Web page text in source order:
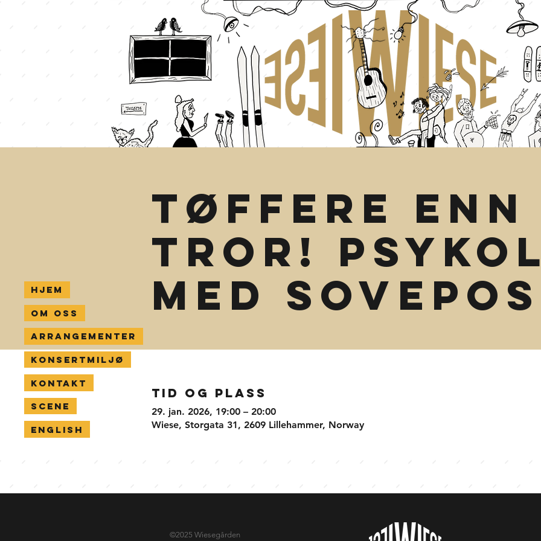
Hjem
Om oss
Arrangementer
Konsertmiljø
Kontakt
Scene
English
Tøffere enn
tror!
med
Tid og plass
29. jan. 2026, 19:00 – 20:00
Wiese, Storgata 31, 2609 Lillehammer, Norway
©2025 Wiesegården